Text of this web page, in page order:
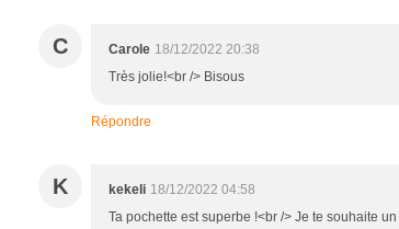
C Carole 18/12/2022 20:38
Très jolie!<br /> Bisous
Répondre
K kekeli 18/12/2022 04:58
Ta pochette est superbe !<br /> Je te souhaite